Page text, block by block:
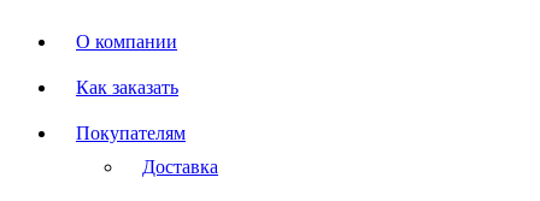
О компании
Как заказать
Покупателям
Доставка